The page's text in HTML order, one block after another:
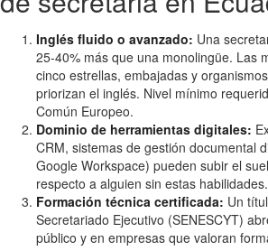
Inglés fluido o avanzado: Una
25-40% más que una monolingüe. Las
cinco estrellas, embajadas y
priorizan el inglés. Nivel mínimo
Común Europeo.
Dominio de herramientas digitales:
CRM, sistemas de gestión documental
Google Workspace) pueden subir el
respecto a alguien sin estas habilidades.
Formación técnica certificada: Un
Secretariado Ejecutivo (SENESCYT)
público y en empresas que valoran